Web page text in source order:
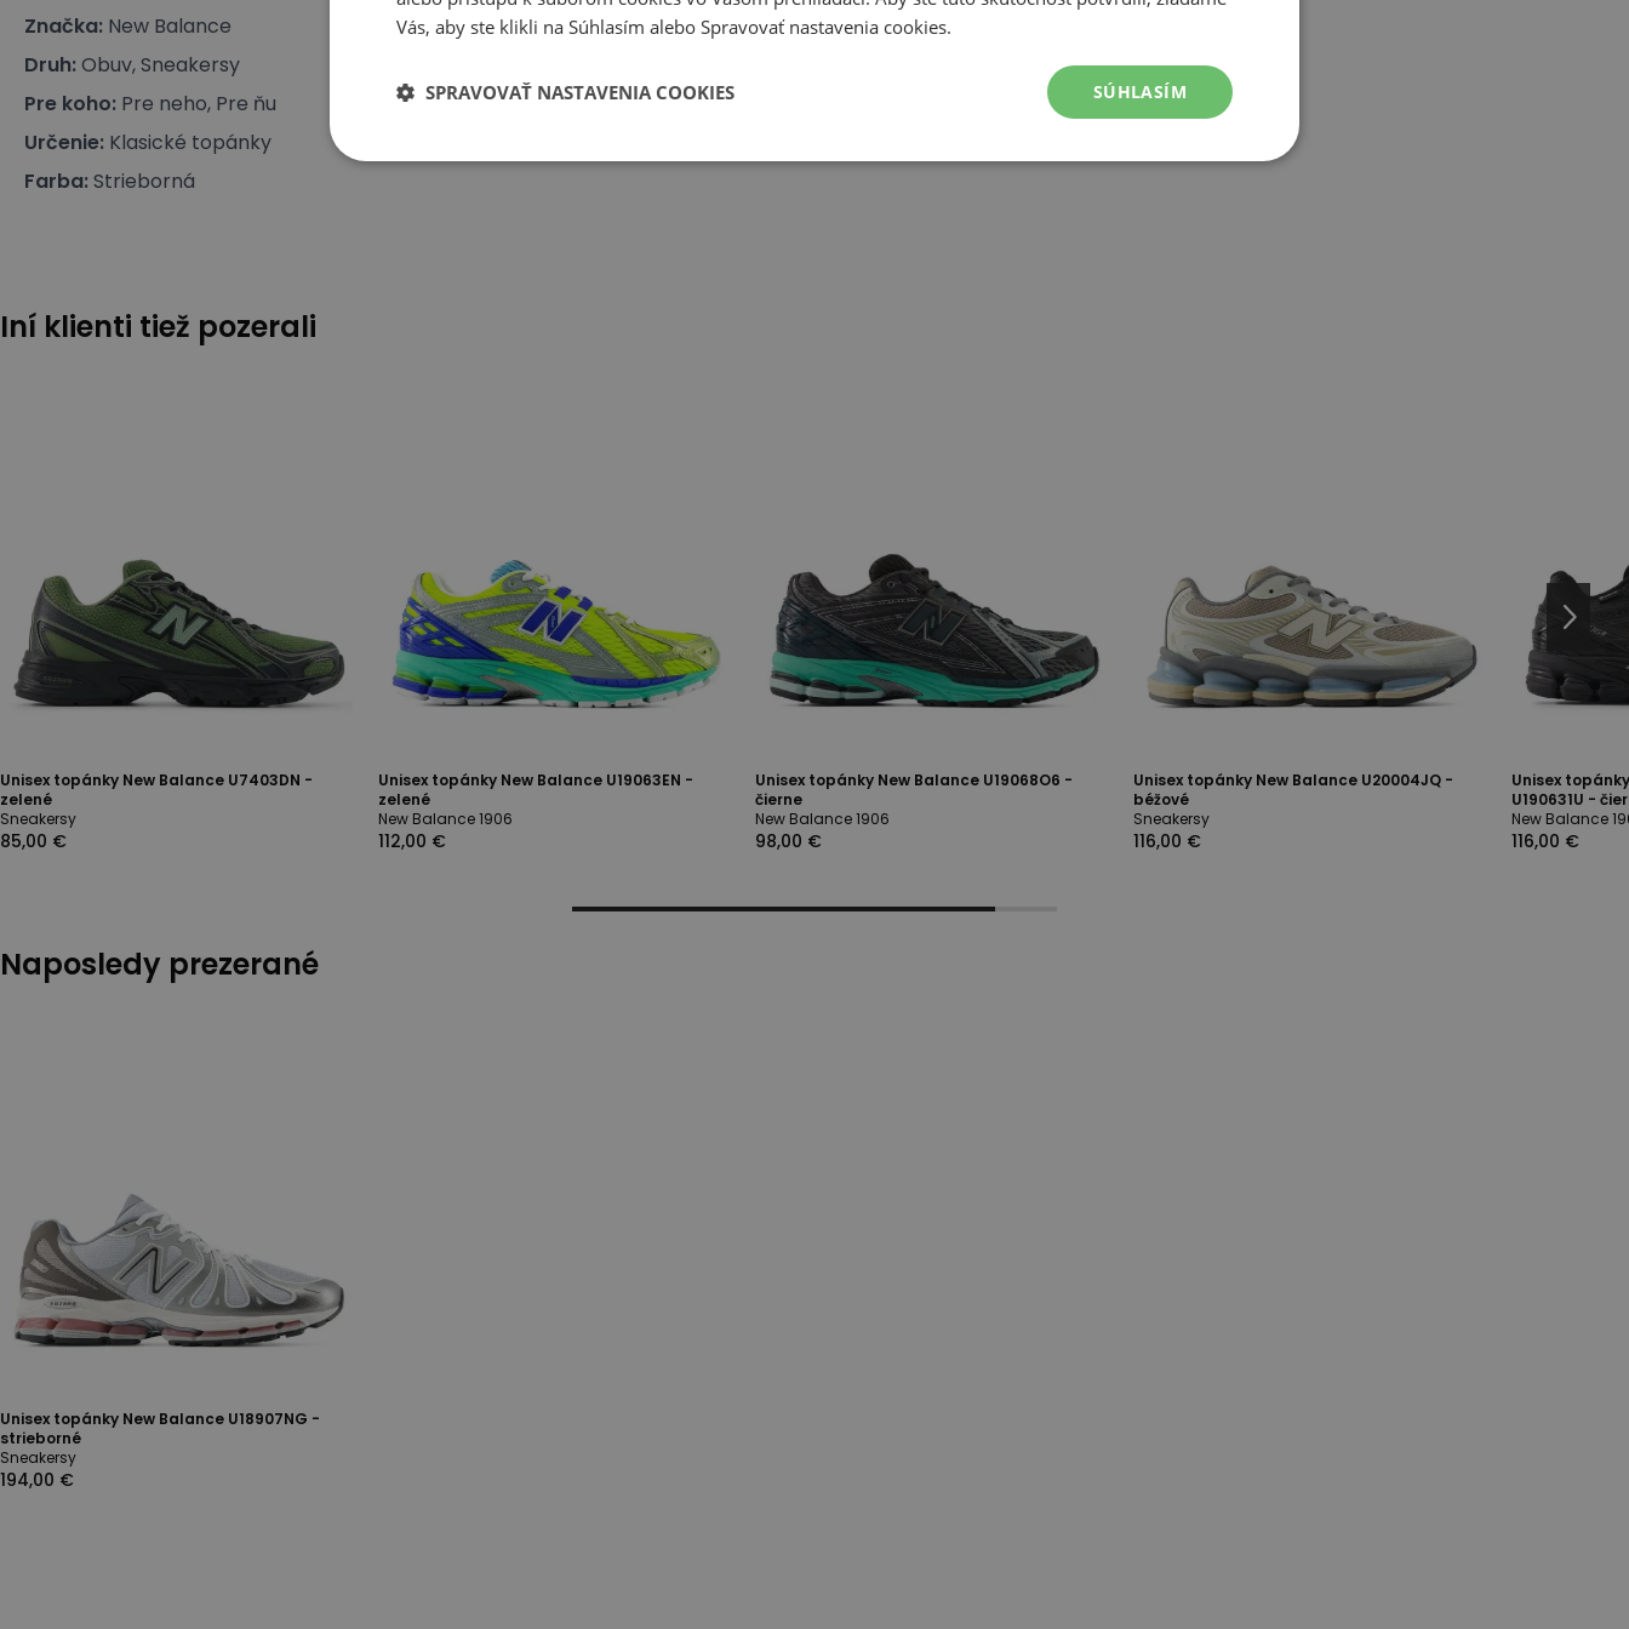
Značka: New Balance
Druh:Obuv, Sneakersy
Pre koho: Pre neho, Pre ňu
Určenie: Klasické topánky
Farba:Strieborná
Iní klienti tiež pozerali
Unisex topánky New Balance U7403DN -
zelené
Sneakersy
85,00 €
Unisex topánky New Balance U19063EN -
zelené
New Balance 1906
112,00 €
Unisex topánky New Balance U19068O6 -
čierne
New Balance 1906
98,00 €
Unisex topánky New Balance U20004JQ -
béžové
Sneakersy
116,00 €
Unisex
U190631U -
New Balance
116,00 €
Naposledy prezerané
Unisex topánky New Balance U18907NG -
strieborné
Sneakersy
194,00 €
Vás, aby ste klikli na Súhlasím alebo Spravovať nastavenia cookies.
SÚHLASÍM
SPRAVOVAŤ NASTAVENIA COOKIES